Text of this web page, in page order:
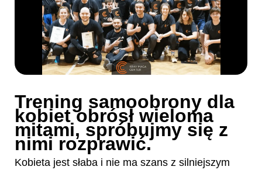
Trening samoobrony dla
kobiet obrósł wieloma
mitami, spróbujmy się z
nimi rozprawić.
Kobieta jest słaba i nie ma szans z silniejszym